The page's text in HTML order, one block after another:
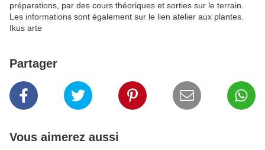
préparations, par des cours théoriques et sorties sur le terrain.
Les informations sont également sur le lien atelier aux plantes.
Ikus arte
Partager
Vous aimerez aussi